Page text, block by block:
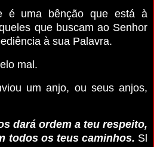
é uma bênção que está à
que buscam ao Senhor
à sua Palavra.
mal.
um anjo, ou seus anjos,
dará ordem a teu respeito,
todos os teus caminhos. Sl